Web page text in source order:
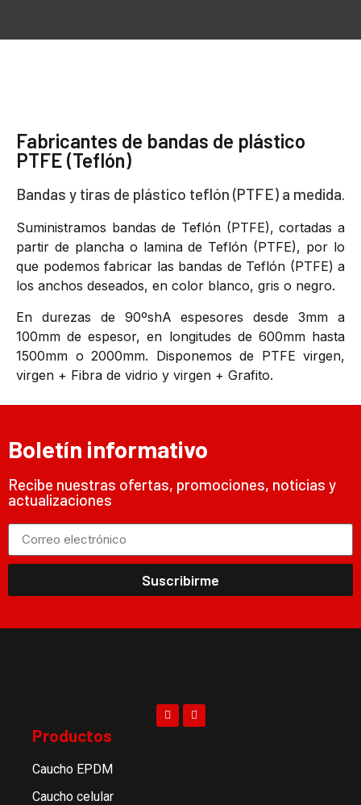
Fabricantes de bandas de plástico
PTFE (Teflón)
Bandas y tiras de plástico teflón (PTFE) a medida.
Suministramos bandas de Teflón (PTFE), cortadas a
partir de plancha o lamina de Teflón (PTFE), por lo
que podemos fabricar las bandas de Teflón (PTFE) a
los anchos deseados, en color blanco, gris o negro.
En durezas de 90ºshA espesores desde 3mm a
100mm de espesor, en longitudes de 600mm hasta
1500mm o 2000mm. Disponemos de PTFE virgen,
virgen + Fibra de vidrio y virgen + Grafito.
Boletín informativo
Recibe nuestras ofertas, promociones, noticias y
actualizaciones
Suscribirme
Productos
Caucho EPDM
Caucho celular